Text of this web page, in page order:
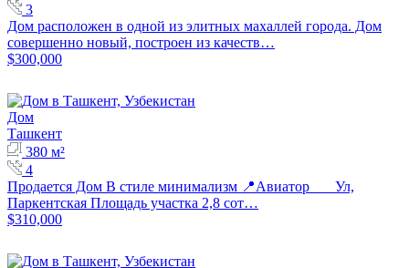
3
Дом расположен в одной из элитных махаллей города. Дом
совершенно новый, построен из качеств…
$300,000
Дом
Ташкент
380 м²
4
Продается Дом В стиле минимализм 📍Авиатор Ул,
Паркентская Площадь участка 2,8 сот…
$310,000